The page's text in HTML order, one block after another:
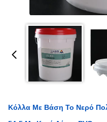
Κόλλα Με Βάση Το Νερό